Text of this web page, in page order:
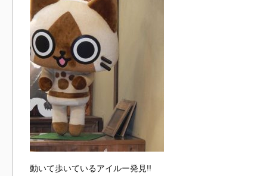
動いて歩いているアイルー発見!!